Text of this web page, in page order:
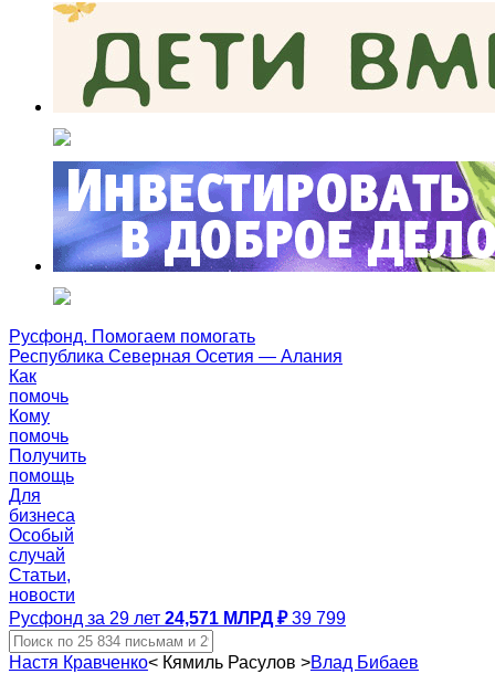
Русфонд. Помогаем помогать
Республика Северная Осетия — Алания
Как
помочь
Кому
помочь
Получить
помощь
Для
бизнеса
Особый
случай
Статьи,
новости
Русфонд за 29 лет 24,571 МЛРД ₽ 39 799
Настя Кравченко< Кямиль Расулов >Влад Бибаев